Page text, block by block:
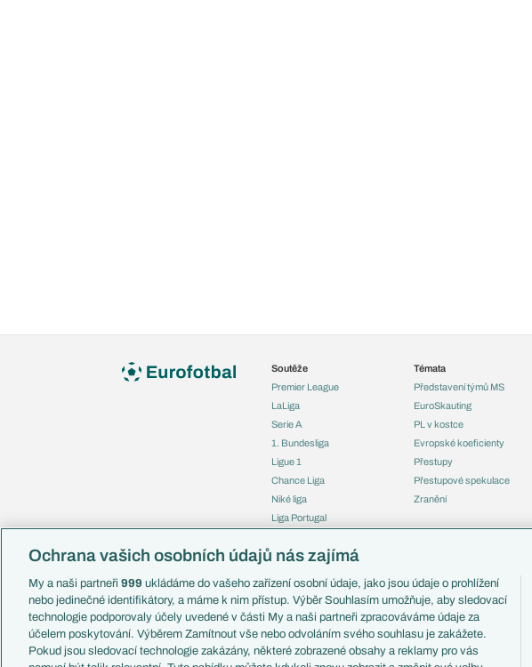
Soutěže
Premier League
LaLiga
Serie A
1. Bundesliga
Ligue 1
Chance Liga
Niké liga
Liga Portugal
Liga mistrů
Mistrovství světa
Liga národů
Témata
Představení týmů MS
EuroSkauting
PL v kostce
Evropské koeficienty
Přestupy
Přestupové spekulace
Zranění
Ochrana vašich osobních údajů nás zajímá
My a naši partneři 999 ukládáme do vašeho zařízení osobní údaje, jako jsou údaje o prohlížení
nebo jedinečné identifikátory, a máme k nim přístup. Výběr Souhlasím umožňuje, aby sledovací
technologie podporovaly účely uvedené v části My a naši partneři zpracováváme údaje za
účelem poskytování. Výběrem Zamítnout vše nebo odvoláním svého souhlasu je zakážete.
Pokud jsou sledovací technologie zakázány, některé zobrazené obsahy a reklamy pro vás